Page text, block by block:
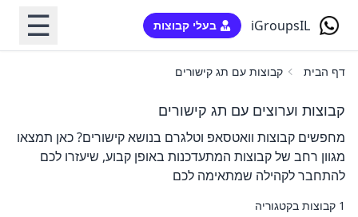
iGroupsIL בעלי קבוצות ☰
דף הבית קבוצות עם תג קישורים
קבוצות וערוצים עם תג קישורים
מחפשים קבוצות וואטסאפ וטלגרם בנושא קישורים? כאן תמצאו
מגוון רחב של קבוצות המתעדכנות באופן קבוע, שיעזרו לכם
להתחבר לקהילה שמתאימה לכם
1 קבוצות בקטגוריה